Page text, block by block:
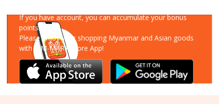
If you have account, you can accumulate your bonus
points!
Please enjoy your shopping Myanmar and Asian goods
with MM-MART Store App!